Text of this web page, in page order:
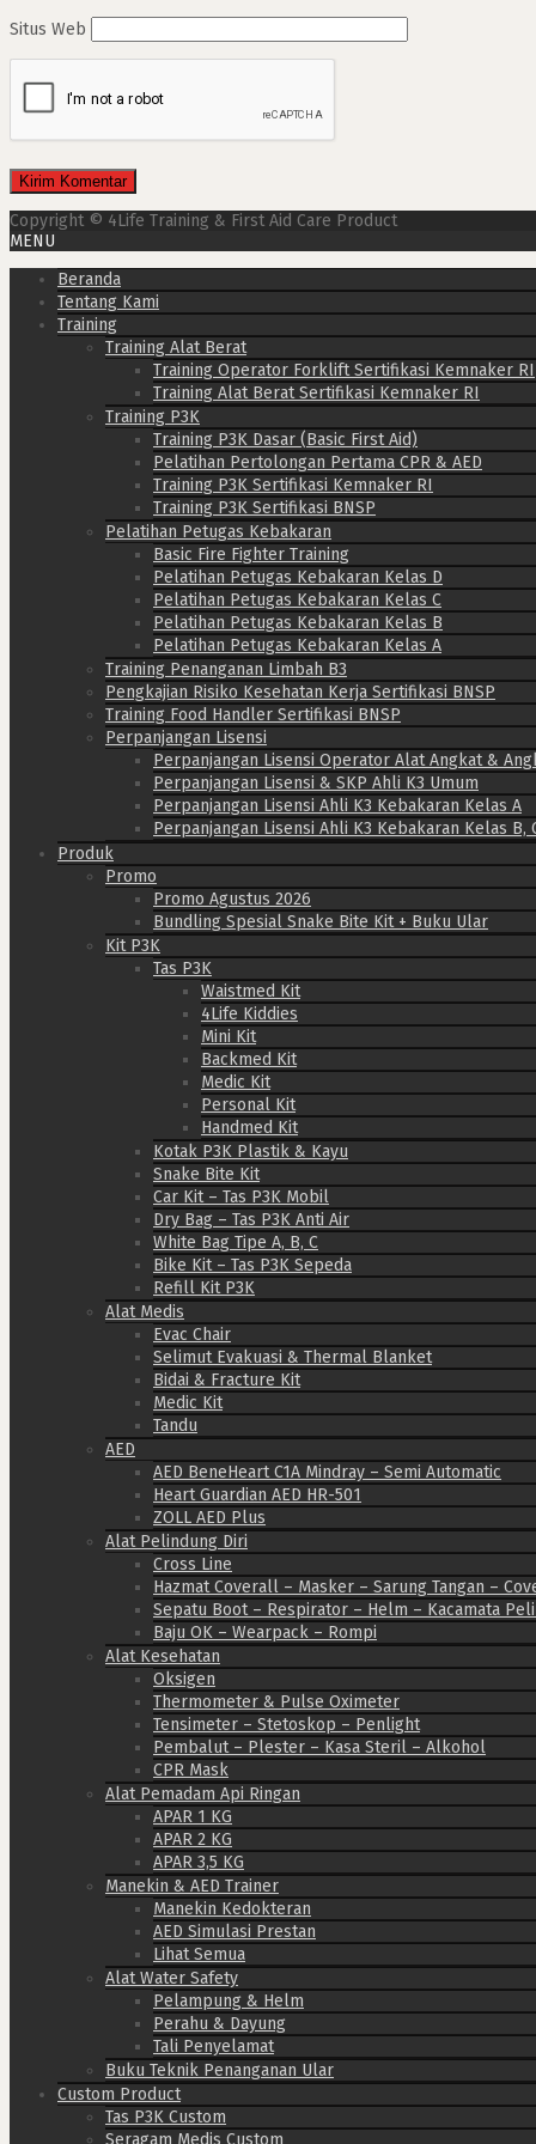
Situs Web
Copyright © 4Life Training & First Aid Care Product
MENU
Beranda
Tentang Kami
Training
Training Alat Berat
Training Operator Forklift Sertifikasi Kemnaker RI
Training Alat Berat Sertifikasi Kemnaker RI
Training P3K
Training P3K Dasar (Basic First Aid)
Pelatihan Pertolongan Pertama CPR & AED
Training P3K Sertifikasi Kemnaker RI
Training P3K Sertifikasi BNSP
Pelatihan Petugas Kebakaran
Basic Fire Fighter Training
Pelatihan Petugas Kebakaran Kelas D
Pelatihan Petugas Kebakaran Kelas C
Pelatihan Petugas Kebakaran Kelas B
Pelatihan Petugas Kebakaran Kelas A
Training Penanganan Limbah B3
Pengkajian Risiko Kesehatan Kerja Sertifikasi BNSP
Training Food Handler Sertifikasi BNSP
Perpanjangan Lisensi
Perpanjangan Lisensi Operator Alat Angkat &
Perpanjangan Lisensi & SKP Ahli K3 Umum
Perpanjangan Lisensi Ahli K3 Kebakaran Kelas A
Perpanjangan Lisensi Ahli K3 Kebakaran Kelas B,
Produk
Promo
Promo Agustus 2026
Bundling Spesial Snake Bite Kit + Buku Ular
Kit P3K
Tas P3K
Waistmed Kit
4Life Kiddies
Mini Kit
Backmed Kit
Medic Kit
Personal Kit
Handmed Kit
Kotak P3K Plastik & Kayu
Snake Bite Kit
Car Kit – Tas P3K Mobil
Dry Bag – Tas P3K Anti Air
White Bag Tipe A, B, C
Bike Kit – Tas P3K Sepeda
Refill Kit P3K
Alat Medis
Evac Chair
Selimut Evakuasi & Thermal Blanket
Bidai & Fracture Kit
Medic Kit
Tandu
AED
AED BeneHeart C1A Mindray – Semi Automatic
Heart Guardian AED HR-501
ZOLL AED Plus
Alat Pelindung Diri
Cross Line
Hazmat Coverall – Masker – Sarung Tangan –
Sepatu Boot – Respirator – Helm – Kacamata
Baju OK – Wearpack – Rompi
Alat Kesehatan
Oksigen
Thermometer & Pulse Oximeter
Tensimeter – Stetoskop – Penlight
Pembalut – Plester – Kasa Steril – Alkohol
CPR Mask
Alat Pemadam Api Ringan
APAR 1 KG
APAR 2 KG
APAR 3,5 KG
Manekin & AED Trainer
Manekin Kedokteran
AED Simulasi Prestan
Lihat Semua
Alat Water Safety
Pelampung & Helm
Perahu & Dayung
Tali Penyelamat
Buku Teknik Penanganan Ular
Custom Product
Tas P3K Custom
Seragam Medis Custom